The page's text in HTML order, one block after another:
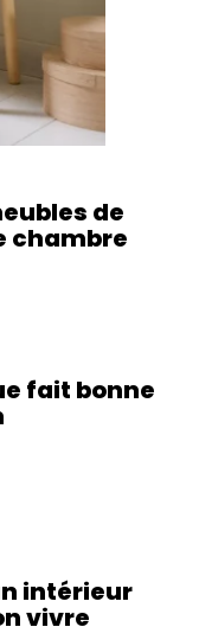
de
chambre
fait bonne
intérieur
vivre